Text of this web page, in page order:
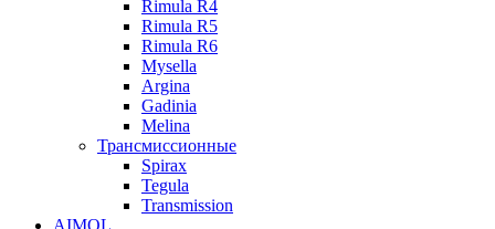
Rimula R4
Rimula R5
Rimula R6
Mysella
Argina
Gadinia
Melina
Трансмиссионные
Spirax
Tegula
Transmission
AIMOL